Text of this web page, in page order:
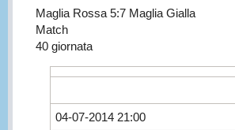
Contenuto principale
Maglia Rossa 5:7 Maglia Gialla
Match
40 giornata
04-07-2014 21:00